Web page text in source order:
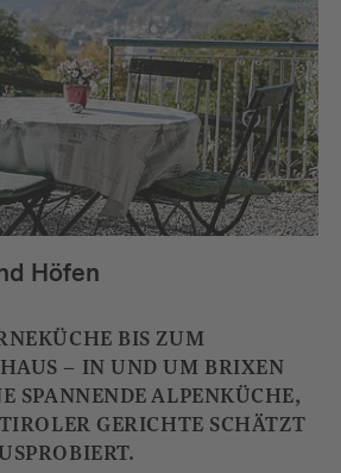
Höfen
BIS ZUM
– IN UND UM BRIXEN
SPANNENDE ALPENKÜCHE,
GERICHTE SCHÄTZT